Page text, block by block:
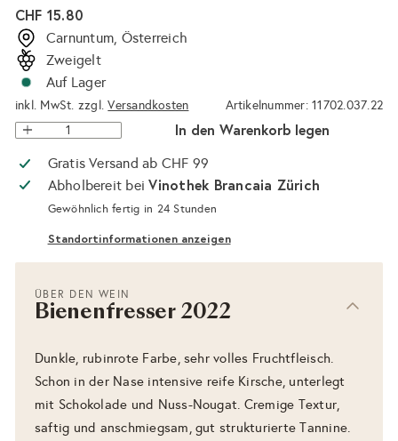
Normaler
Preis
CHF 15.80
Carnuntum, Österreich
Zweigelt
Auf Lager
inkl. MwSt. zzgl.Versandkosten Artikelnummer: 11702.037.22
In den Warenkorb legen
Gratis Versand ab CHF 99
Abholbereit beiVinothek Brancaia Zürich
Gewöhnlich fertig in 24 Stunden
Standortinformationen anzeigen
ÜBER DEN WEIN
Bienenfresser 2022
Dunkle, rubinrote Farbe, sehr volles Fruchtfleisch.
Schon in der Nase intensive reife Kirsche, unterlegt
mit Schokolade und Nuss-Nougat. Cremige Textur,
saftig und anschmiegsam, gut strukturierte Tannine.